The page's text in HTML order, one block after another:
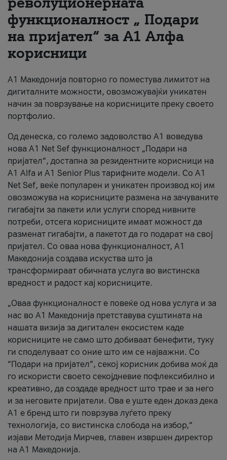
За нас
#ПодобарОнлајн
функционалност „ Подари
на пријател“ за А1 Алфа
корисници
А1 Македонија повторно го поместува лимитот на
дигиталните можности, овозможувајќи уникатен
начин за поврзување на корисниците преку своето
портфолио.
Од денеска, со големо задоволство А1 воведува
нова A1 Net Sef функционалност „Подари на
пријател“, достапна за резидентните корисници на
А1 Alfa и A1 Senior Plus тарифните модели. Со A1
Net Sef, веќе популарен и уникатен производ кој им
овозможува на корисниците размена на зачуваните
гигабајти за пакети или услуги според нивните
потреби, отсега корисниците имаат можност да
разменат гигабајти, а пакетот да го подарат на свој
пријател. Со оваа нова функционалност, А1
Македонија создава искуства што ја
трансформираат обичната услуга во вистинска
вредност и радост кај корисниците.
„Оваа функционалност е повеќе од нова услуга и за
нас во А1 Македонија претставува суштината на
нашата визија за дигитален екосистем каде
корисниците не само што добиваат бенефити, туку
ги споделуваат со оние што им се најважни. Со
“Подари на пријател”, секој корисник добива моќ да
го искористи своето секојдневие пофлексибилно и
креативно, да создаде вредност што трае и за него
и за неговите пријатели. Ова е уште еден доказ дека
А1 е бренд што ги поврзува луѓето преку
технологија, со вистинска слобода на избор,“
изјави Методија Мирчев, главен извршен директор
на А1 Македонија.